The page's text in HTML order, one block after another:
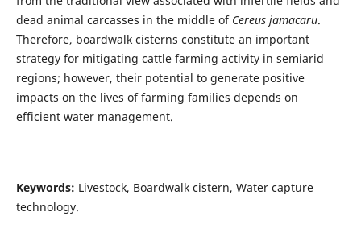
dead animal carcasses in the middle of Cereus jamacaru.
Therefore, boardwalk cisterns constitute an important
strategy for mitigating cattle farming activity in semiarid
regions; however, their potential to generate positive
impacts on the lives of farming families depends on
efficient water management.
Keywords: Livestock, Boardwalk cistern, Water capture
technology.